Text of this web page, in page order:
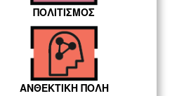
ΠΟΛΙΤΙΣΜΟΣ
ΑΝΘΕΚΤΙΚΗ ΠΟΛΗ